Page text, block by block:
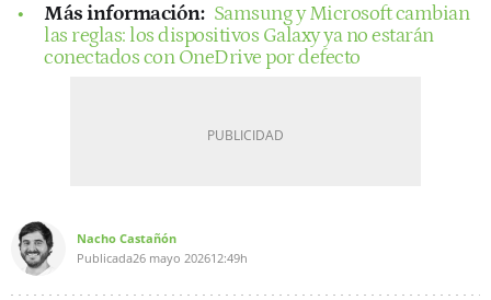
Más información: Samsung y Microsoft cambian
las reglas: los dispositivos Galaxy ya no estarán
conectados con OneDrive por defecto
Nacho Castañón
Publicada26 mayo 202612:49h